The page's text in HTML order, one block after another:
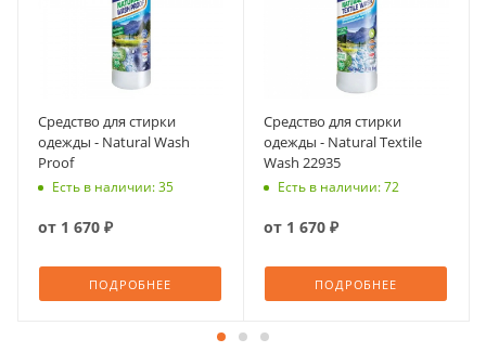
Средство для стирки
одежды - Natural Wash
Proof
Есть в наличии: 35
от 1 670 ₽
ПОДРОБНЕЕ
Средство для стирки
одежды - Natural Textile
Wash 22935
Есть в наличии: 72
от 1 670 ₽
ПОДРОБНЕЕ